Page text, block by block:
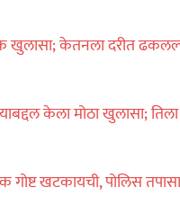
खुलासा; केतनला दरीत
केला मोठा खुलासा;
खटकायची, पोलिस